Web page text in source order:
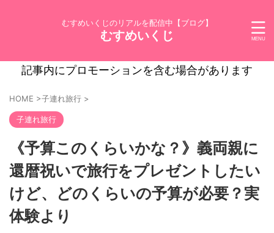
むすめいくじのリアルを配信中【ブログ】
むすめいくじ
記事内にプロモーションを含む場合があります
HOME >子連れ旅行 >
子連れ旅行
《予算このくらいかな？》義両親に
還暦祝いで旅行をプレゼントしたい
けど、どのくらいの予算が必要？実
体験より